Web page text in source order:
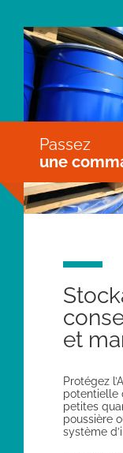
Passez
une
et
Protégez
potentielle
petites
poussière
système